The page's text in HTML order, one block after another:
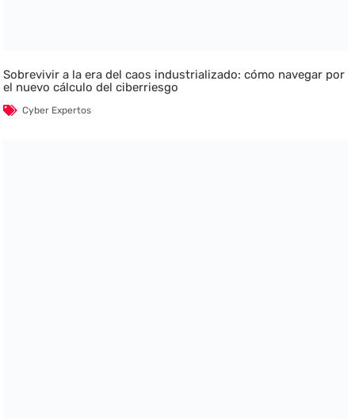
Sobrevivir a la era del caos industrializado: cómo navegar por
el nuevo cálculo del ciberriesgo
Cyber Expertos